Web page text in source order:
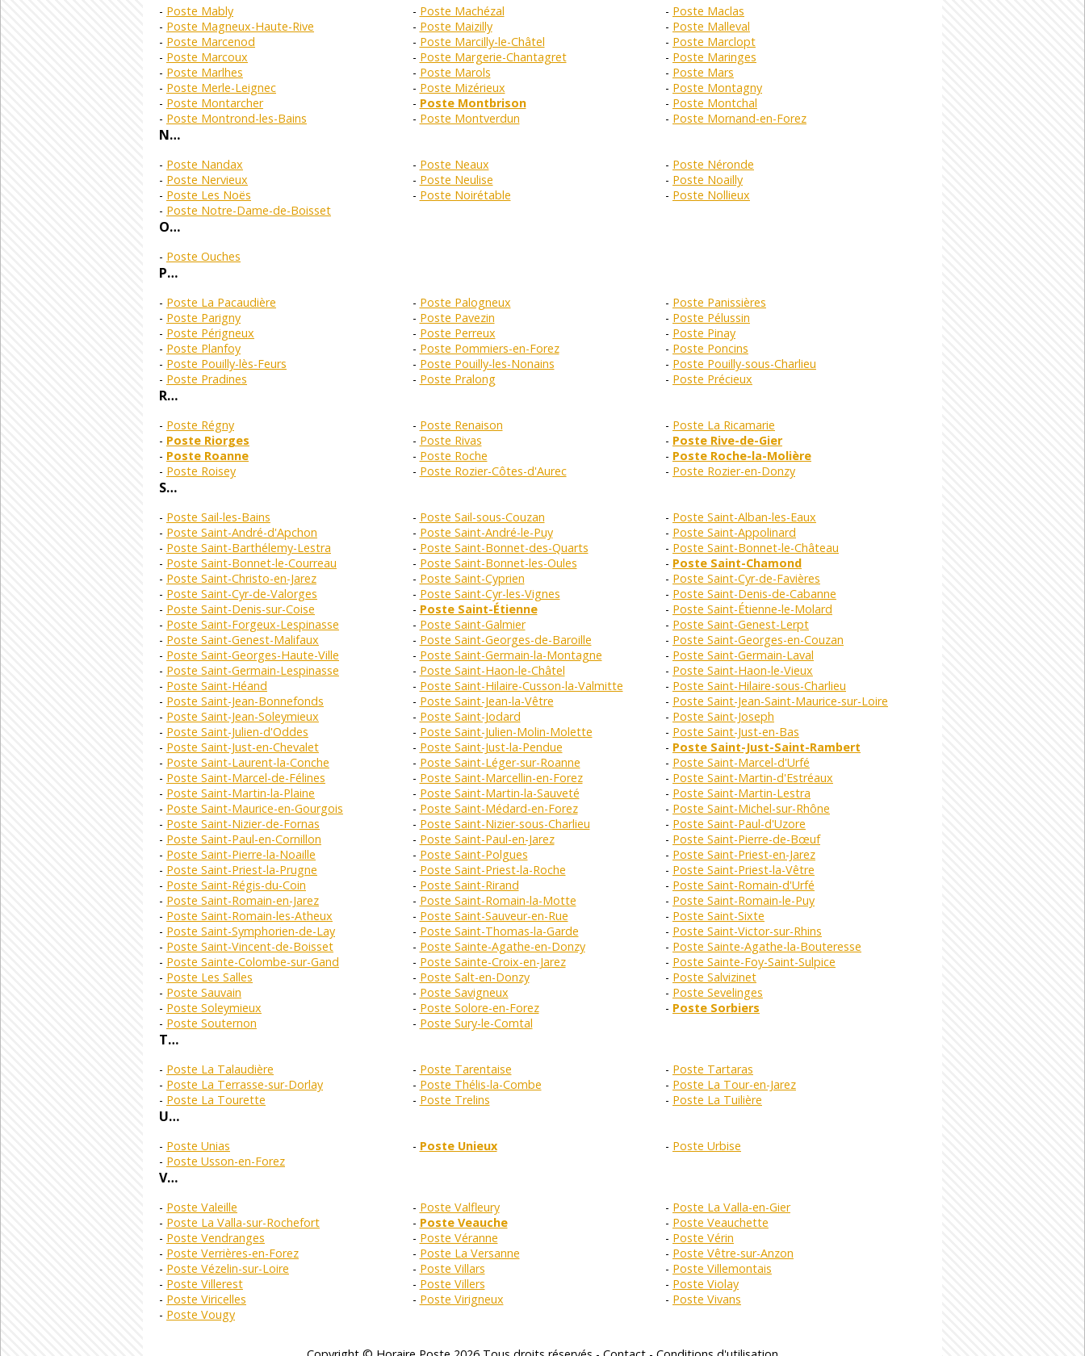
Poste Mably Poste Machézal
Poste Maclas
Poste Magneux-Haute-Rive
Poste Maizilly
Poste Malleval
Poste Marcenod
Poste Marcilly-le-Châtel
Poste Marclopt
Poste Marcoux
Poste Margerie-Chantagret
Poste Maringes
Poste Marlhes
Poste Marols
Poste Mars
Poste Merle-Leignec
Poste Mizérieux
Poste Montagny
Poste Montarcher
Poste Montbrison
Poste Montchal
Poste Montrond-les-Bains
Poste Montverdun Poste Mornand-en-Forez
N…
Poste Nandax Poste Neaux
Poste Néronde
Poste Nervieux
Poste Neulise
Poste Noailly
Poste Les Noës
Poste Noirétable
Poste Nollieux
Poste Notre-Dame-de-Boisset
O…
Poste Ouches
P…
Poste La Pacaudière Poste Palogneux
Poste Panissières
Poste Parigny
Poste Pavezin
Poste Pélussin
Poste Périgneux
Poste Perreux
Poste Pinay
Poste Planfoy
Poste Pommiers-en-Forez
Poste Poncins
Poste Pouilly-lès-Feurs
Poste Pouilly-les-Nonains
Poste Pouilly-sous-Charlieu
Poste Pradines
Poste Pralong Poste Précieux
R…
Poste Régny Poste Renaison
Poste La Ricamarie
Poste Riorges
Poste Rivas
Poste Rive-de-Gier
Poste Roanne
Poste Roche
Poste Roche-la-Molière
Poste Roisey
Poste Rozier-Côtes-d'Aurec Poste Rozier-en-Donzy
S…
Poste Sail-les-Bains Poste Sail-sous-Couzan
Poste Saint-Alban-les-Eaux
Poste Saint-André-d'Apchon
Poste Saint-André-le-Puy
Poste Saint-Appolinard
Poste Saint-Barthélemy-Lestra
Poste Saint-Bonnet-des-Quarts
Poste Saint-Bonnet-le-Château
Poste Saint-Bonnet-le-Courreau
Poste Saint-Bonnet-les-Oules
Poste Saint-Chamond
Poste Saint-Christo-en-Jarez
Poste Saint-Cyprien
Poste Saint-Cyr-de-Favières
Poste Saint-Cyr-de-Valorges
Poste Saint-Cyr-les-Vignes
Poste Saint-Denis-de-Cabanne
Poste Saint-Denis-sur-Coise
Poste Saint-Étienne
Poste Saint-Étienne-le-Molard
Poste Saint-Forgeux-Lespinasse
Poste Saint-Galmier
Poste Saint-Genest-Lerpt
Poste Saint-Genest-Malifaux
Poste Saint-Georges-de-Baroille
Poste Saint-Georges-en-Couzan
Poste Saint-Georges-Haute-Ville
Poste Saint-Germain-la-Montagne
Poste Saint-Germain-Laval
Poste Saint-Germain-Lespinasse
Poste Saint-Haon-le-Châtel
Poste Saint-Haon-le-Vieux
Poste Saint-Héand
Poste Saint-Hilaire-Cusson-la-Valmitte
Poste Saint-Hilaire-sous-Charlieu
Poste Saint-Jean-Bonnefonds
Poste Saint-Jean-la-Vêtre
Poste Saint-Jean-Saint-Maurice-sur-Loire
Poste Saint-Jean-Soleymieux
Poste Saint-Jodard
Poste Saint-Joseph
Poste Saint-Julien-d'Oddes
Poste Saint-Julien-Molin-Molette
Poste Saint-Just-en-Bas
Poste Saint-Just-en-Chevalet
Poste Saint-Just-la-Pendue
Poste Saint-Just-Saint-Rambert
Poste Saint-Laurent-la-Conche
Poste Saint-Léger-sur-Roanne
Poste Saint-Marcel-d'Urfé
Poste Saint-Marcel-de-Félines
Poste Saint-Marcellin-en-Forez
Poste Saint-Martin-d'Estréaux
Poste Saint-Martin-la-Plaine
Poste Saint-Martin-la-Sauveté
Poste Saint-Martin-Lestra
Poste Saint-Maurice-en-Gourgois
Poste Saint-Médard-en-Forez
Poste Saint-Michel-sur-Rhône
Poste Saint-Nizier-de-Fornas
Poste Saint-Nizier-sous-Charlieu
Poste Saint-Paul-d'Uzore
Poste Saint-Paul-en-Cornillon
Poste Saint-Paul-en-Jarez
Poste Saint-Pierre-de-Bœuf
Poste Saint-Pierre-la-Noaille
Poste Saint-Polgues
Poste Saint-Priest-en-Jarez
Poste Saint-Priest-la-Prugne
Poste Saint-Priest-la-Roche
Poste Saint-Priest-la-Vêtre
Poste Saint-Régis-du-Coin
Poste Saint-Rirand
Poste Saint-Romain-d'Urfé
Poste Saint-Romain-en-Jarez
Poste Saint-Romain-la-Motte
Poste Saint-Romain-le-Puy
Poste Saint-Romain-les-Atheux
Poste Saint-Sauveur-en-Rue
Poste Saint-Sixte
Poste Saint-Symphorien-de-Lay
Poste Saint-Thomas-la-Garde
Poste Saint-Victor-sur-Rhins
Poste Saint-Vincent-de-Boisset
Poste Sainte-Agathe-en-Donzy
Poste Sainte-Agathe-la-Bouteresse
Poste Sainte-Colombe-sur-Gand
Poste Sainte-Croix-en-Jarez
Poste Sainte-Foy-Saint-Sulpice
Poste Les Salles
Poste Salt-en-Donzy
Poste Salvizinet
Poste Sauvain
Poste Savigneux
Poste Sevelinges
Poste Soleymieux
Poste Solore-en-Forez
Poste Sorbiers
Poste Souternon
Poste Sury-le-Comtal
T…
Poste La Talaudière Poste Tarentaise
Poste Tartaras
Poste La Terrasse-sur-Dorlay
Poste Thélis-la-Combe
Poste La Tour-en-Jarez
Poste La Tourette
Poste Trelins Poste La Tuilière
U…
Poste Unias Poste Unieux
Poste Urbise
Poste Usson-en-Forez
V…
Poste Valeille Poste Valfleury
Poste La Valla-en-Gier
Poste La Valla-sur-Rochefort
Poste Veauche
Poste Veauchette
Poste Vendranges
Poste Véranne
Poste Vérin
Poste Verrières-en-Forez
Poste La Versanne
Poste Vêtre-sur-Anzon
Poste Vézelin-sur-Loire
Poste Villars
Poste Villemontais
Poste Villerest
Poste Villers
Poste Violay
Poste Viricelles
Poste Virigneux
Poste Vivans
Poste Vougy